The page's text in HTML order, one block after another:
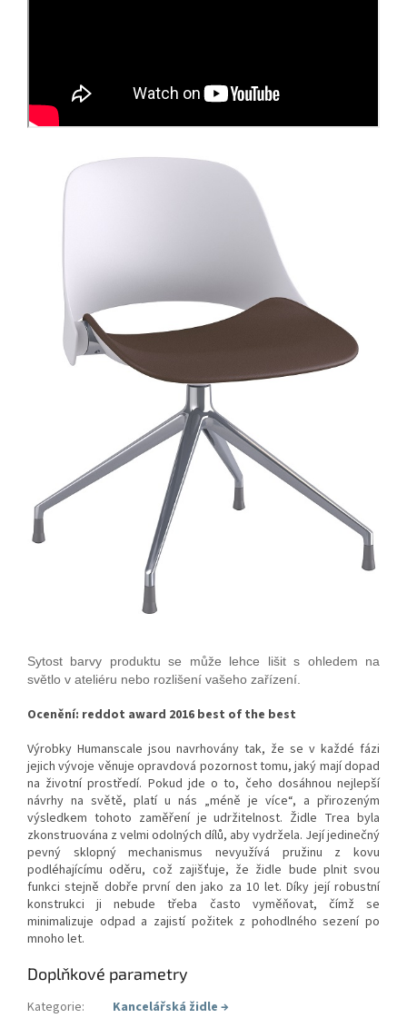
Sytost barvy produktu se může lehce lišit s ohledem na
světlo v ateliéru nebo rozlišení vašeho zařízení.
Ocenění: reddot award 2016 best of the best
Výrobky Humanscale jsou navrhovány tak, že se v každé fázi
jejich vývoje věnuje opravdová pozornost tomu, jaký mají dopad
na životní prostředí. Pokud jde o to, čeho dosáhnou nejlepší
návrhy na světě, platí u nás „méně je více“, a přirozeným
výsledkem tohoto zaměření je udržitelnost. Židle Trea byla
zkonstruována z velmi odolných dílů, aby vydržela. Její jedinečný
pevný sklopný mechanismus nevyužívá pružinu z kovu
podléhajícímu oděru, což zajišťuje, že židle bude plnit svou
funkci stejně dobře první den jako za 10 let. Díky její robustní
konstrukci ji nebude třeba často vyměňovat, čímž se
minimalizuje odpad a zajistí požitek z pohodlného sezení po
mnoho let.
Doplňkové parametry
Kategorie: Kancelářská židle →